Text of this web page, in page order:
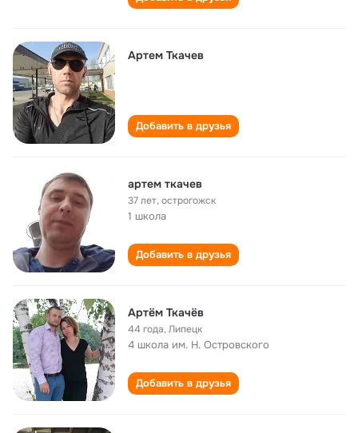
Артем Ткачев
Добавить в друзья
артем ткачев
37 лет,острогожск
1 школа
Добавить в друзья
Артём Ткачёв
44 года,Липецк
4 школа им. Н. Островского
Добавить в друзья